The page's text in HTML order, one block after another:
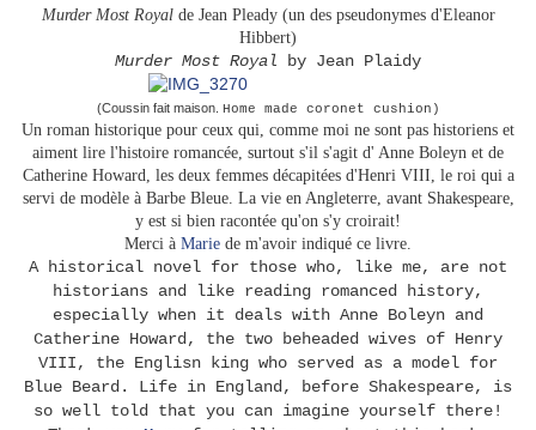
Murder Most Royalde Jean Pleady (un des pseudonymes d'Eleanor
Hibbert)
Murder Most Royal by Jean Plaidy
(Coussin fait maison. Home made coronet cushion)
Un roman historique pour ceux qui, comme moi ne sont pas historiens et
aiment lire l'histoire romancée, surtout s'il s'agit d' Anne Boleyn et de
Catherine Howard, les deux femmes décapitées d'Henri VIII, le roi qui a
servi de modèle à Barbe Bleue. La vie en Angleterre, avant Shakespeare,
y est si bien racontée qu'on s'y croirait!
Merci à Marie de m'avoir indiqué ce livre.
A historical novel for those who, like me, are not
historians and like reading romanced history,
especially when it deals with Anne Boleyn and
Catherine Howard, the two beheaded wives of Henry
VIII, the Englisn king who served as a model for
Blue Beard. Life in England, before Shakespeare, is
so well told that you can imagine yourself there!